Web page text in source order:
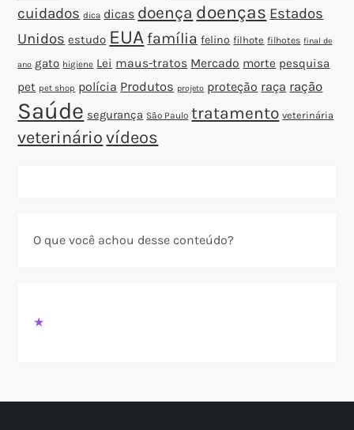
cuidados dica dicas doença doenças Estados
Unidos estudo EUA família felino filhote filhotes final de
ano gato higiene Lei maus-tratos Mercado morte pesquisa
pet pet shop polícia Produtos projeto proteção raça ração
Saúde segurança São Paulo tratamento veterinária
veterinário vídeos
O que você achou desse conteúdo?
★